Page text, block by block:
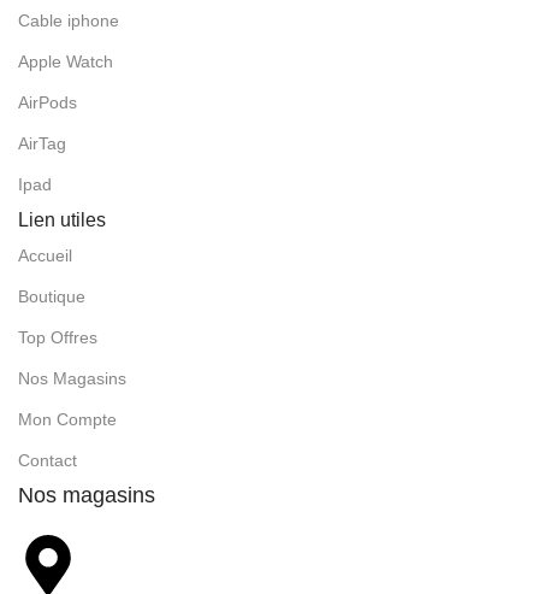
Cable iphone
Apple Watch
AirPods
AirTag
Ipad
Lien utiles
Accueil
Boutique
Top Offres
Nos Magasins
Mon Compte
Contact
Nos magasins